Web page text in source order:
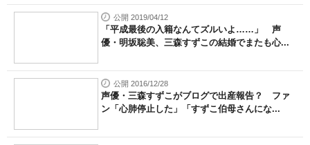
公開 2019/04/12
「平成最後の入籍なんてズルいよ……」 声
優・明坂聡美、三森すずこの結婚でまたも心...
公開 2016/12/28
声優・三森すずこがブログで出産報告？ ファ
ン「心肺停止した」「すずこ伯母さんにな...